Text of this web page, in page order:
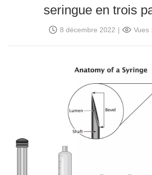
seringue en trois
8 décembre 2022 | Vues